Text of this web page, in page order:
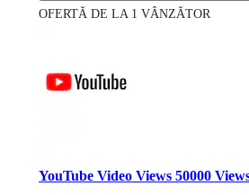
OFERTĂ DE LA 1 VÂNZĂTOR
YouTube Video Views 50000